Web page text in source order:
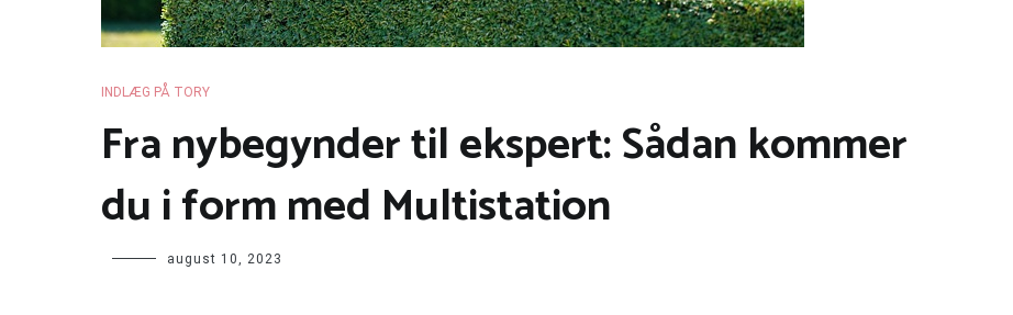
INDLÆG PÅ TORY
Fra nybegynder til ekspert: Sådan kommer
du i form med Multistation
august 10, 2023